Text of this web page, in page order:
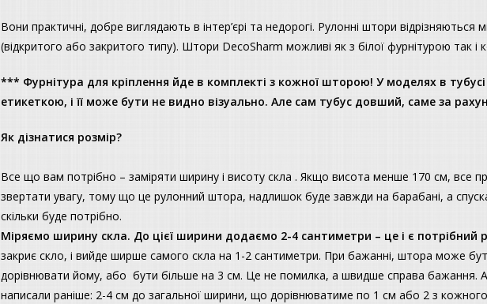
Вони практичні, добре виглядають в інтер’єрі та недорогі. Рулонні штори
(відкритого або закритого типу). Штори DecoSharm можливі як з білої фурнітурою так і
*** Фурнітура для кріплення йде в комплекті з кожної шторою! У моделях в
етикеткою, і її може бути не видно візуально. Але сам тубус довший, саме за
Як дізнатися розмір?
Все що вам потрібно – заміряти ширину і висоту скла . Якщо висота менше 170 см, все
звертати увагу, тому що це рулонний штора, надлишок буде завжди на барабані, а
скільки буде потрібно.
Міряємо ширину скла. До цієї ширини додаємо 2-4 сантиметри – це і є потрібний
закриє скло, і вийде ширше самого скла на 1-2 сантиметри. При бажанні, штора може
дорівнювати йому, або бути більше на 3 см. Це не помилка, а швидше справа бажання.
написали раніше: 2-4 см до загальної ширини, що дорівнюватиме по 1 см або 2 з